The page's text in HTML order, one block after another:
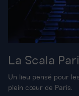
La Scala
Un lieu pensé pour
plein cœur de Paris.